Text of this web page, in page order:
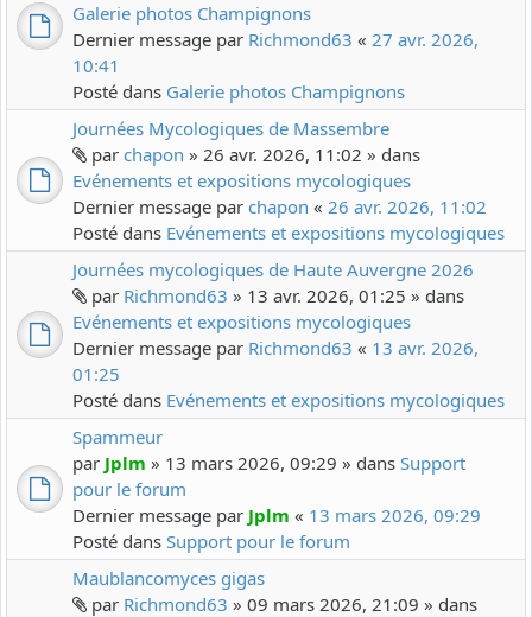
Galerie photos Champignons
Dernier message par Richmond63 « 27 avr. 2026,
10:41
Posté dans Galerie photos Champignons
Journées Mycologiques de Massembre
par chapon » 26 avr. 2026, 11:02 » dans
Evénements et expositions mycologiques
Dernier message par chapon « 26 avr. 2026, 11:02
Posté dans Evénements et expositions mycologiques
Journées mycologiques de Haute Auvergne 2026
par Richmond63 » 13 avr. 2026, 01:25 » dans
Evénements et expositions mycologiques
Dernier message par Richmond63 « 13 avr. 2026,
01:25
Posté dans Evénements et expositions mycologiques
Spammeur
par Jplm » 13 mars 2026, 09:29 » dans Support
pour le forum
Dernier message par Jplm « 13 mars 2026, 09:29
Posté dans Support pour le forum
Maublancomyces gigas
par Richmond63 » 09 mars 2026, 21:09 » dans